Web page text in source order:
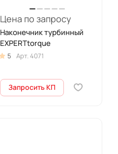
Цена по запросу
Наконечник турбинный
EXPERTtorque
5 Арт.4071
Запросить КП